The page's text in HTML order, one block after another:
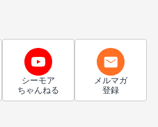
シーモア
ちゃんねる
メルマガ
登録